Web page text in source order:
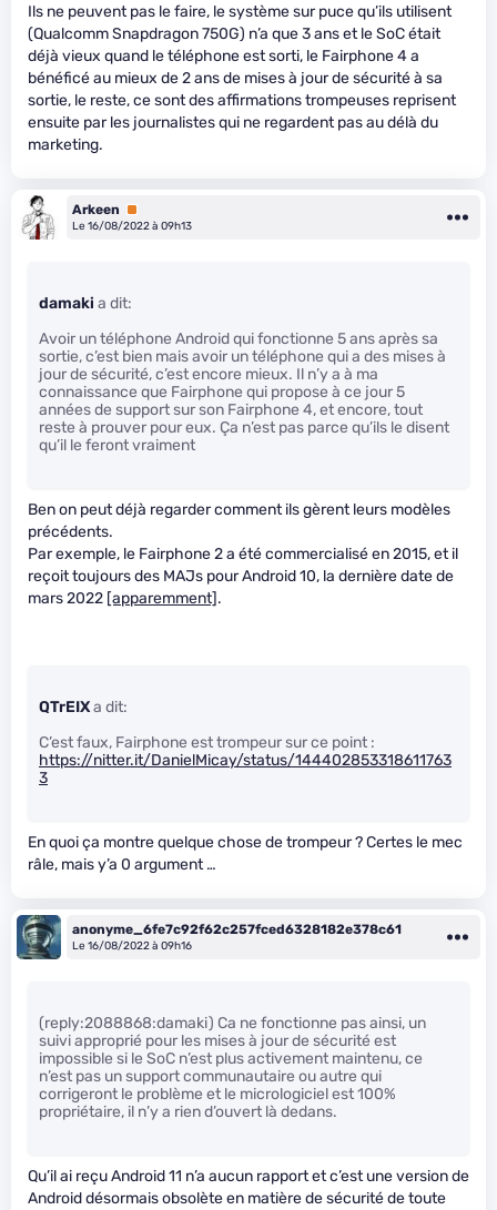
Ils ne peuvent pas le faire, le système sur puce qu’ils utilisent
(Qualcomm Snapdragon 750G) n’a que 3 ans et le SoC était
déjà vieux quand le téléphone est sorti, le Fairphone 4 a
bénéficé au mieux de 2 ans de mises à jour de sécurité à sa
sortie, le reste, ce sont des affirmations trompeuses reprisent
ensuite par les journalistes qui ne regardent pas au délà du
marketing.
Arkeen
Premium
Le 16/08/2022 à 09h13
damaki a dit:
Avoir un téléphone Android qui fonctionne 5 ans après sa
sortie, c’est bien mais avoir un téléphone qui a des mises à
jour de sécurité, c’est encore mieux. Il n’y a à ma
connaissance que Fairphone qui propose à ce jour 5
années de support sur son Fairphone 4, et encore, tout
reste à prouver pour eux. Ça n’est pas parce qu’ils le disent
qu’il le feront vraiment
Ben on peut déjà regarder comment ils gèrent leurs modèles
précédents.
Par exemple, le Fairphone 2 a été commercialisé en 2015, et il
reçoit toujours des MAJs pour Android 10, la dernière date de
mars 2022 [apparemment].
QTrEIXa dit:
C’est faux, Fairphone est trompeur sur ce point :
https://nitter.it/DanielMicay/status/144402853318611763
3
En quoi ça montre quelque chose de trompeur ? Certes le mec
râle, mais y’a 0 argument …
anonyme_6fe7c92f62c257fced6328182e378c61
Le 16/08/2022 à 09h16
(reply:2088868:damaki) Ca ne fonctionne pas ainsi, un
suivi approprié pour les mises à jour de sécurité est
impossible si le SoC n’est plus activement maintenu, ce
n’est pas un support communautaire ou autre qui
corrigeront le problème et le micrologiciel est 100%
propriétaire, il n’y a rien d’ouvert là dedans.
Qu’il ai reçu Android 11 n’a aucun rapport et c’est une version de
Android désormais obsolète en matière de sécurité de toute